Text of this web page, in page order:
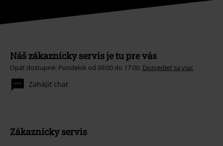
Náš zákaznícky servis je tu pre vás
Opäť dostupné: Pondelok od 09:00 do 17:00. Dozvedieť sa viac
Zahájiť chat
Zákaznícky servis